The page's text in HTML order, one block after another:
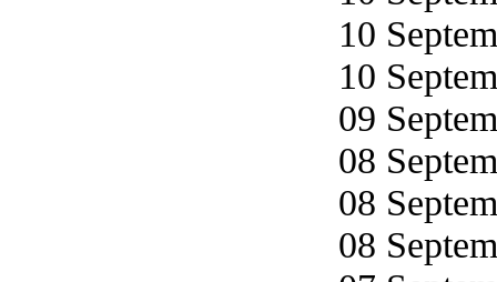
10
10
09
08
08
08